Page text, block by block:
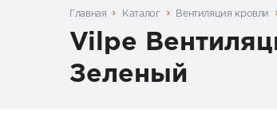
Главная Каталог Вентиляция кровли
Vilpe
Зеленый